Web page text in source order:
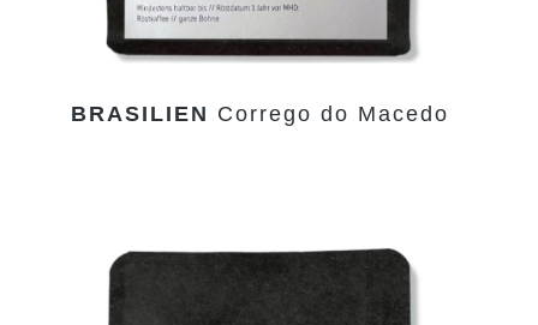
BRASILIEN Corrego do Macedo